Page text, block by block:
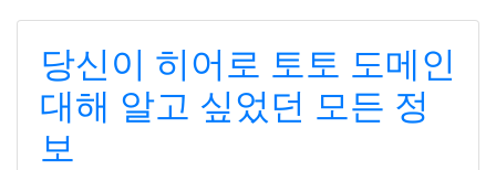
당신이 히어로 토토 도메인
대해 알고 싶었던 모든 정
보